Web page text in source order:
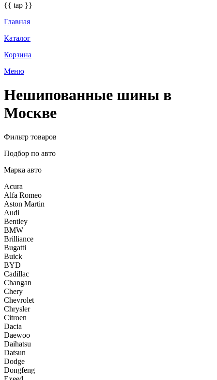
{{ tap }}
Главная
Каталог
Корзина
Меню
Нешипованные шины в
Москве
Фильтр товаров
Подбор по авто
Марка авто
Acura
Alfa Romeo
Aston Martin
Audi
Bentley
BMW
Brilliance
Bugatti
Buick
BYD
Cadillac
Changan
Chery
Chevrolet
Chrysler
Citroen
Dacia
Daewoo
Daihatsu
Datsun
Dodge
Dongfeng